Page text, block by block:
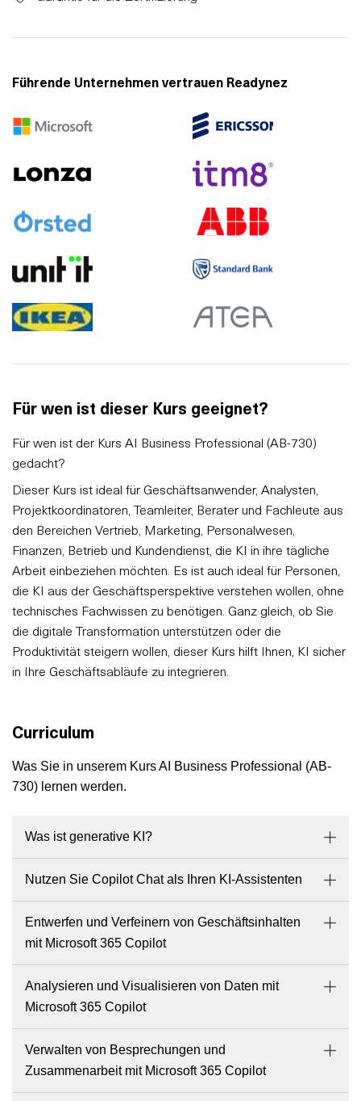
Führende Unternehmen vertrauen Readynez
Für wen ist dieser Kurs geeignet?
Für wen ist der Kurs AI Business Professional (AB-730)
gedacht?
Dieser Kurs ist ideal für Geschäftsanwender, Analysten,
Projektkoordinatoren, Teamleiter, Berater und Fachleute aus
den Bereichen Vertrieb, Marketing, Personalwesen,
Finanzen, Betrieb und Kundendienst, die KI in ihre tägliche
Arbeit einbeziehen möchten. Es ist auch ideal für Personen,
die KI aus der Geschäftsperspektive verstehen wollen, ohne
technisches Fachwissen zu benötigen. Ganz gleich, ob Sie
die digitale Transformation unterstützen oder die
Produktivität steigern wollen, dieser Kurs hilft Ihnen, KI sicher
in Ihre Geschäftsabläufe zu integrieren.
Curriculum
Was Sie in unserem Kurs AI Business Professional (AB-
730) lernen werden.
Was ist generative KI?
Nutzen Sie Copilot Chat als Ihren KI-Assistenten
Entwerfen und Verfeinern von Geschäftsinhalten
mit Microsoft 365 Copilot
Analysieren und Visualisieren von Daten mit
Microsoft 365 Copilot
Verwalten von Besprechungen und
Zusammenarbeit mit Microsoft 365 Copilot